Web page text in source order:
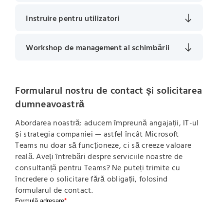
Instruire pentru utilizatori
Workshop de management al schimbării
Formularul nostru de contact și solicitarea
dumneavoastră
Abordarea noastră: aducem împreună angajații, IT-ul
și strategia companiei — astfel încât Microsoft
Teams nu doar să funcționeze, ci să creeze valoare
reală. Aveți întrebări despre serviciile noastre de
consultanță pentru Teams? Ne puteți trimite cu
încredere o solicitare fără obligații, folosind
formularul de contact.